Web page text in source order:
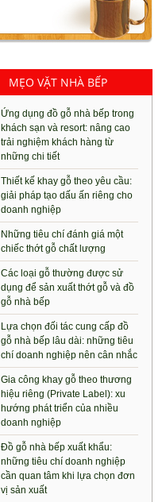
MẸO VẶT NHÀ BẾP
Ứng dụng đồ gỗ nhà bếp trong
khách sạn và resort: nâng cao
trải nghiệm khách hàng từ
những chi tiết
Thiết kế khay gỗ theo yêu cầu:
giải pháp tạo dấu ấn riêng cho
doanh nghiệp
Những tiêu chí đánh giá một
chiếc thớt gỗ chất lượng
Các loại gỗ thường được sử
dụng để sản xuất thớt gỗ và đồ
gỗ nhà bếp
Lựa chọn đối tác cung cấp đồ
gỗ nhà bếp lâu dài: những tiêu
chí doanh nghiệp nên cân nhắc
Gia công khay gỗ theo thương
hiệu riêng (Private Label): xu
hướng phát triển của nhiều
doanh nghiệp
Đồ gỗ nhà bếp xuất khẩu:
những tiêu chí doanh nghiệp
cần quan tâm khi lựa chọn đơn
vị sản xuất